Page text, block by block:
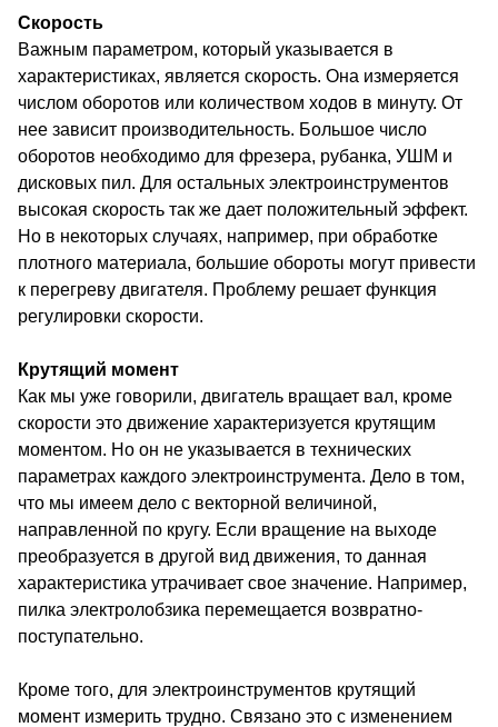
Скорость
Важным параметром, который указывается в
характеристиках, является скорость. Она измеряется
числом оборотов или количеством ходов в минуту. От
нее зависит производительность. Большое число
оборотов необходимо для фрезера, рубанка, УШМ и
дисковых пил. Для остальных электроинструментов
высокая скорость так же дает положительный эффект.
Но в некоторых случаях, например, при обработке
плотного материала, большие обороты могут привести
к перегреву двигателя. Проблему решает функция
регулировки скорости.
Крутящий момент
Как мы уже говорили, двигатель вращает вал, кроме
скорости это движение характеризуется крутящим
моментом. Но он не указывается в технических
параметрах каждого электроинструмента. Дело в том,
что мы имеем дело с векторной величиной,
направленной по кругу. Если вращение на выходе
преобразуется в другой вид движения, то данная
характеристика утрачивает свое значение. Например,
пилка электролобзика перемещается возвратно-
поступательно.
Кроме того, для электроинструментов крутящий
момент измерить трудно. Связано это с изменением